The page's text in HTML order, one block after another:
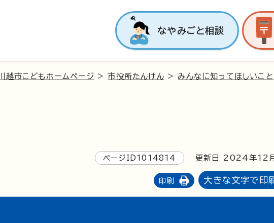
なやみごと相談
越市こどもホームページ >市役所たんけん > みんなに知ってほしいこと
ページID1014814 更新日 2024年12
印刷 大きな文字で印